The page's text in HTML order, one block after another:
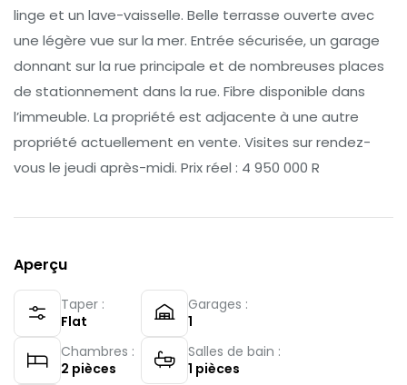
linge et un lave-vaisselle. Belle terrasse ouverte avec
une légère vue sur la mer. Entrée sécurisée, un garage
donnant sur la rue principale et de nombreuses places
de stationnement dans la rue. Fibre disponible dans
l’immeuble. La propriété est adjacente à une autre
propriété actuellement en vente. Visites sur rendez-
vous le jeudi après-midi. Prix réel : 4 950 000 R
Aperçu
Taper :
Flat
Garages :
1
Chambres :
2 pièces
Salles de bain :
1 pièces